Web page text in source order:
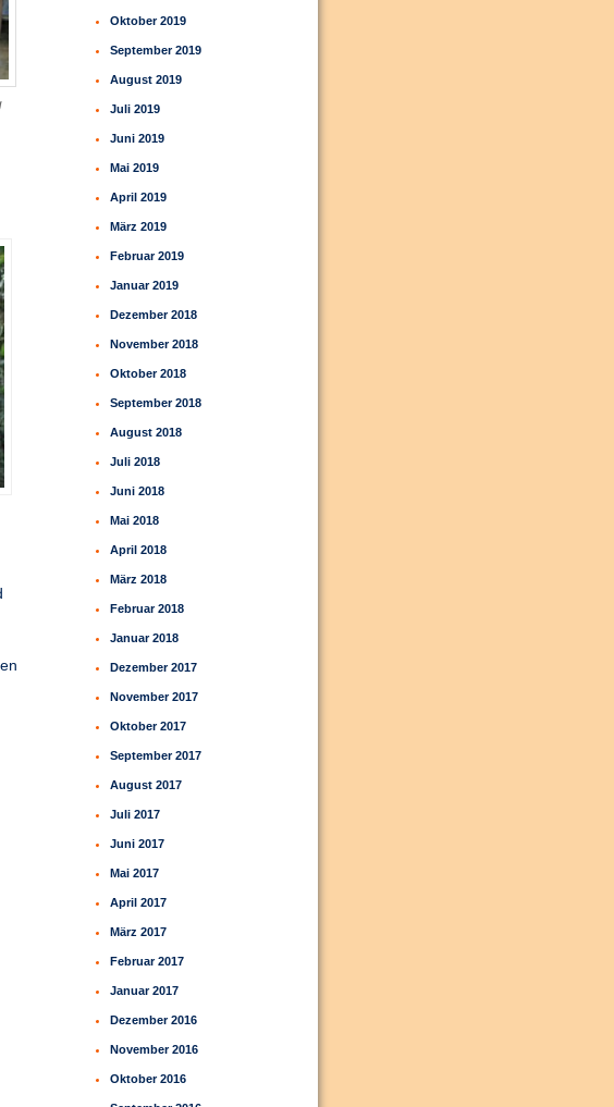
Oktober 2019
September 2019
August 2019
Juli 2019
Juni 2019
Mai 2019
April 2019
März 2019
Februar 2019
Januar 2019
Dezember 2018
November 2018
Oktober 2018
September 2018
August 2018
Juli 2018
Juni 2018
Mai 2018
April 2018
März 2018
Februar 2018
Januar 2018
Dezember 2017
November 2017
Oktober 2017
September 2017
August 2017
Juli 2017
Juni 2017
Mai 2017
April 2017
März 2017
Februar 2017
Januar 2017
Dezember 2016
November 2016
Oktober 2016